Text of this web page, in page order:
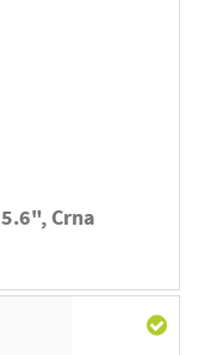
Crna